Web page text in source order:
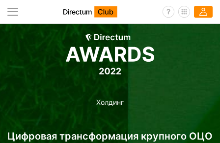
Холдинг
Цифровая трансформация крупного ОЦО